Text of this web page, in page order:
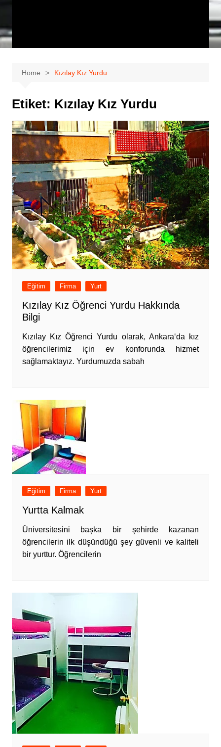
Home Kızılay Kız Yurdu
Etiket: Kızılay Kız Yurdu
Eğitim Firma Yurt
Kızılay Kız Öğrenci Yurdu Hakkında
Bilgi
Kızılay Kız Öğrenci Yurdu olarak, Ankara‘da kız
öğrencilerimiz için ev konforunda hizmet
sağlamaktayız. Yurdumuzda sabah
Eğitim Firma Yurt
Yurtta Kalmak
Üniversitesini başka bir şehirde kazanan
öğrencilerin ilk düşündüğü şey güvenli ve kaliteli
bir yurttur. Öğrencilerin